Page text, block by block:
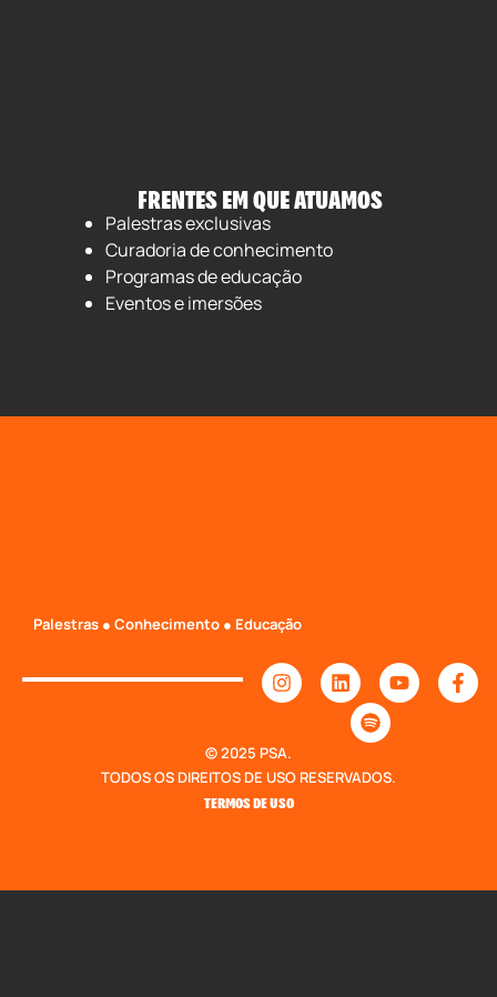
FRENTES EM QUE ATUAMOS
Palestras exclusivas
Curadoria de conhecimento
Programas de educação
Eventos e imersões
Palestras ● Conhecimento ● Educação
© 2025 PSA.
TODOS OS DIREITOS DE USO RESERVADOS.
TERMOS DE USO